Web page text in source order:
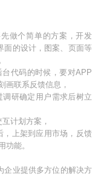
做个简单的方案，开发
面的设计，图案、页面等
代码的时候，要对APP
画联系反馈信息，
研确定用户需求后树立
计划方案，
，上架到应用市场，反馈
功能。
企业提供多方位的解决方